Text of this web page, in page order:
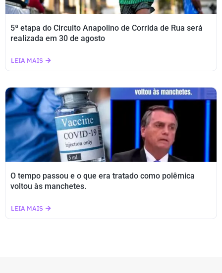
5ª etapa do Circuito Anapolino de Corrida de Rua será
realizada em 30 de agosto
LEIA MAIS
O tempo passou e o que era tratado como polêmica
voltou às manchetes.
LEIA MAIS